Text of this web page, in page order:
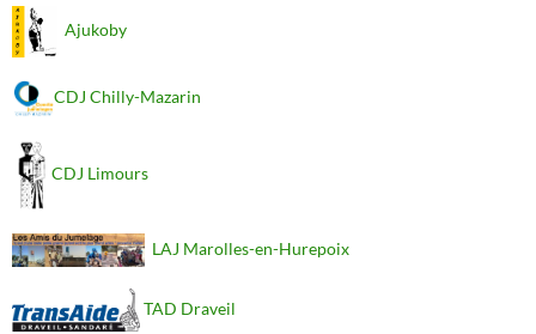
Ajukoby
CDJ Chilly-Mazarin
CDJ Limours
LAJ Marolles-en-Hurepoix
TAD Draveil